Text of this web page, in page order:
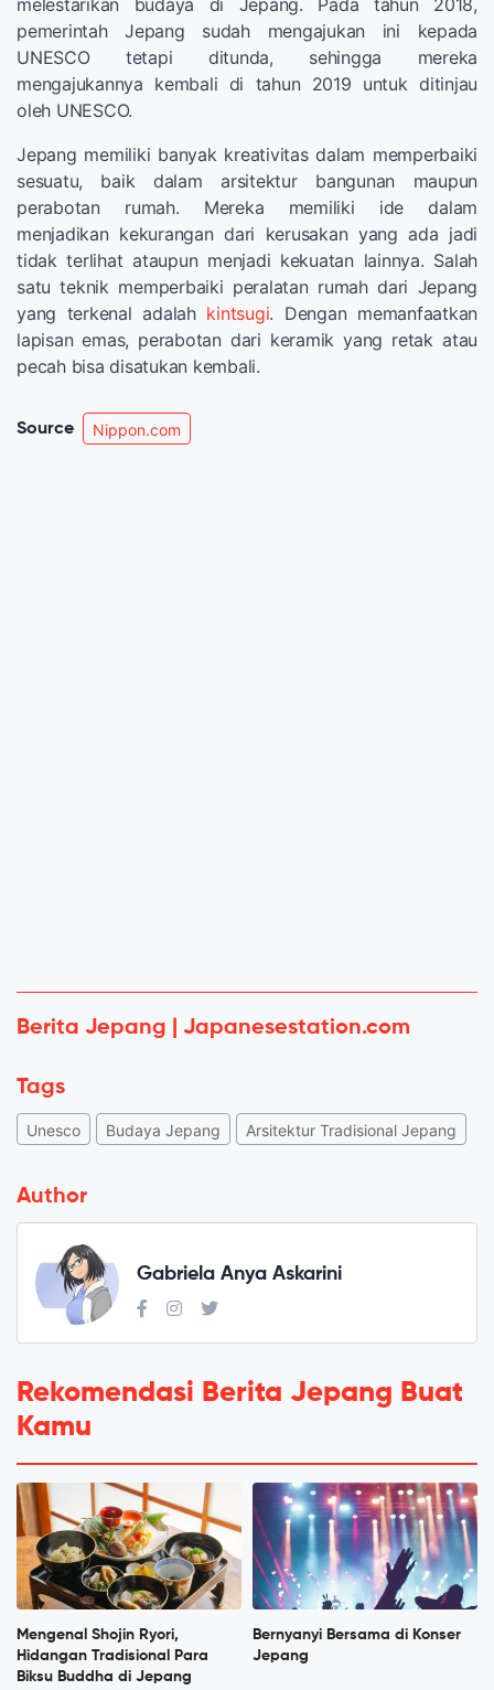
melestarikan budaya di Jepang. Pada tahun 2018,
pemerintah Jepang sudah mengajukan ini kepada
UNESCO tetapi ditunda, sehingga mereka
mengajukannya kembali di tahun 2019 untuk ditinjau
oleh UNESCO.
Jepang memiliki banyak kreativitas dalam memperbaiki
sesuatu, baik dalam arsitektur bangunan maupun
perabotan rumah. Mereka memiliki ide dalam
menjadikan kekurangan dari kerusakan yang ada jadi
tidak terlihat ataupun menjadi kekuatan lainnya. Salah
satu teknik memperbaiki peralatan rumah dari Jepang
yang terkenal adalah kintsugi. Dengan memanfaatkan
lapisan emas, perabotan dari keramik yang retak atau
pecah bisa disatukan kembali.
Source Nippon.com
Berita Jepang | Japanesestation.com
Tags
Unesco Budaya Jepang Arsitektur Tradisional Jepang
Author
Gabriela Anya Askarini
Rekomendasi Berita Jepang Buat
Kamu
Mengenal Shojin Ryori,
Hidangan Tradisional Para
Biksu Buddha di Jepang
Bernyanyi Bersama di Konser
Jepang